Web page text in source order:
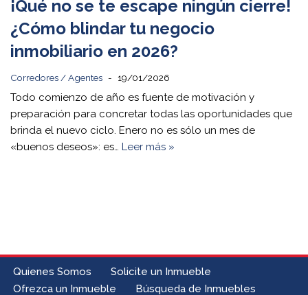
¡Qué no se te escape ningún cierre!
¿Cómo blindar tu negocio
inmobiliario en 2026?
Corredores / Agentes 19/01/2026
Todo comienzo de año es fuente de motivación y
preparación para concretar todas las oportunidades que
brinda el nuevo ciclo. Enero no es sólo un mes de
«buenos deseos»: es… Leer más »
Quienes Somos
Solicite un Inmueble
Ofrezca un Inmueble
Búsqueda de Inmuebles